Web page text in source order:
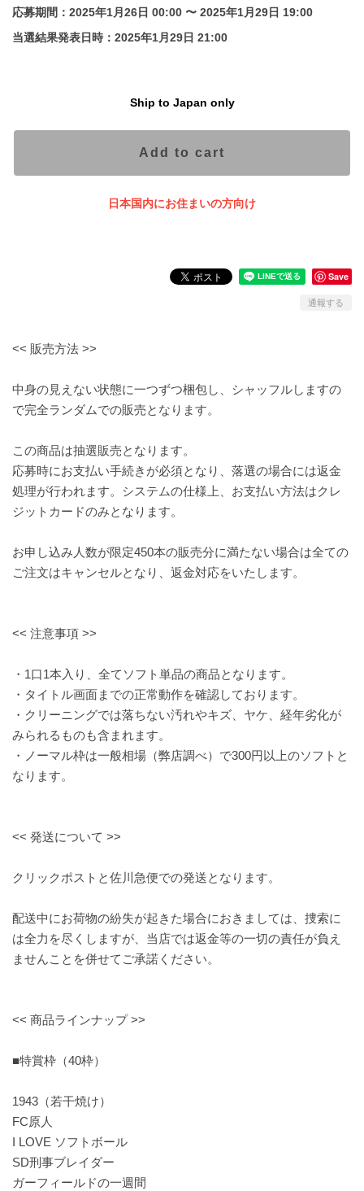
応募期間：2025年1月26日 00:00 〜 2025年1月29日 19:00
当選結果発表日時：2025年1月29日 21:00
Ship to Japan only
Add to cart
日本国内にお住まいの方向け
Save
通報する
<< 販売方法 >>
中身の見えない状態に一つずつ梱包し、シャッフルしますの
で完全ランダムでの販売となります。
この商品は抽選販売となります。
応募時にお支払い手続きが必須となり、落選の場合には返金
処理が行われます。システムの仕様上、お支払い方法はクレ
ジットカードのみとなります。
お申し込み人数が限定450本の販売分に満たない場合は全ての
ご注文はキャンセルとなり、返金対応をいたします。
<< 注意事項 >>
・1口1本入り、全てソフト単品の商品となります。
・タイトル画面までの正常動作を確認しております。
・クリーニングでは落ちない汚れやキズ、ヤケ、経年劣化が
みられるものも含まれます。
・ノーマル枠は一般相場（弊店調べ）で300円以上のソフトと
なります。
<< 発送について >>
クリックポストと佐川急便での発送となります。
配送中にお荷物の紛失が起きた場合におきましては、捜索に
は全力を尽くしますが、当店では返金等の一切の責任が負え
ませんことを併せてご承諾ください。
<< 商品ラインナップ >>
■特賞枠（40枠）
1943（若干焼け）
FC原人
I LOVE ソフトボール
SD刑事ブレイダー
ガーフィールドの一週間